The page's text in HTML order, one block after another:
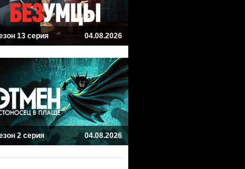
13 серия 04.08.2026
2 серия 04.08.2026